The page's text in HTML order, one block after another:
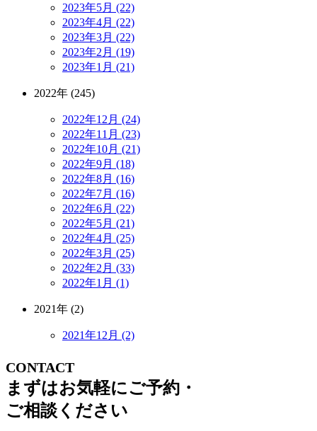
2023年5月 (22)
2023年4月 (22)
2023年3月 (22)
2023年2月 (19)
2023年1月 (21)
2022年 (245)
2022年12月 (24)
2022年11月 (23)
2022年10月 (21)
2022年9月 (18)
2022年8月 (16)
2022年7月 (16)
2022年6月 (22)
2022年5月 (21)
2022年4月 (25)
2022年3月 (25)
2022年2月 (33)
2022年1月 (1)
2021年 (2)
2021年12月 (2)
CONTACT
まずはお気軽にご予約・
ご相談ください